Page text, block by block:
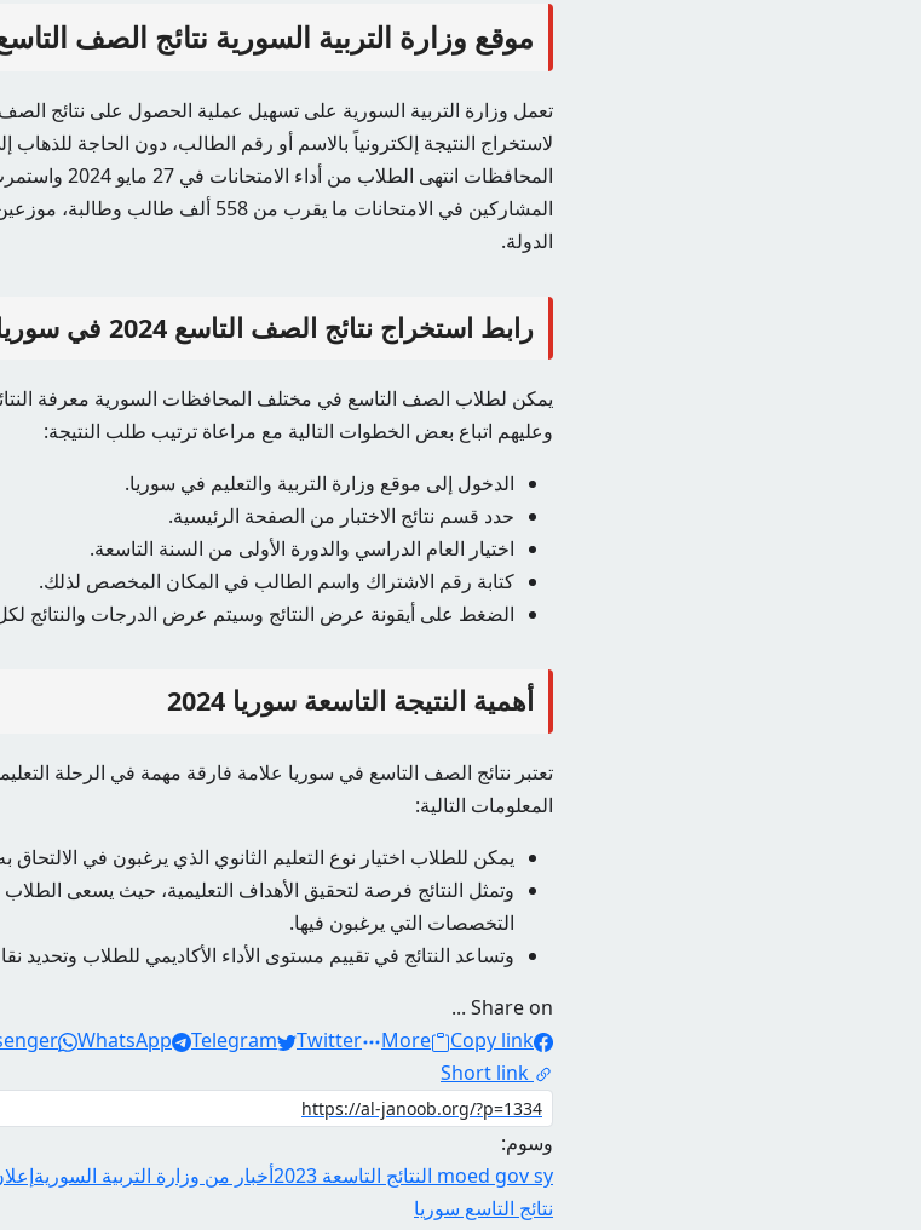
موقع وزارة التربية السورية نتائج الصف التاسع
تعمل وزارة التربية السورية على تسهيل عملية الحصول على نتائج
لاستخراج النتيجة إلكترونياً بالاسم أو رقم الطالب، دون الحاجة
الدولة.
رابط استخراج نتائج الصف التاسع 2024 في سوريا
يمكن لطلاب الصف التاسع في مختلف المحافظات السورية معرفة
وعليهم اتباع بعض الخطوات التالية مع مراعاة ترتيب طلب النتيجة:
الدخول إلى موقع وزارة التربية والتعليم في سوريا.
حدد قسم نتائج الاختبار من الصفحة الرئيسية.
اختيار العام الدراسي والدورة الأولى من السنة التاسعة.
كتابة رقم الاشتراك واسم الطالب في المكان المخصص لذلك.
الضغط على أيقونة عرض النتائج وسيتم عرض الدرجات والنتائج
أهمية النتيجة التاسعة سوريا 2024
تعتبر نتائج الصف التاسع في سوريا علامة فارقة مهمة في الرحلة
المعلومات التالية:
يمكن للطلاب اختيار نوع التعليم الثانوي الذي يرغبون في
وتمثل النتائج فرصة لتحقيق الأهداف التعليمية، حيث يسعى
التخصصات التي يرغبون فيها.
وتساعد النتائج في تقييم مستوى الأداء الأكاديمي للطلاب وتحديد
Share on ...
WhatsApp Telegram Twitter More
Copy link
Short link
وسوم:
moed gov sy النتائج التاسعة 2023
أخبار من وزارة التربية السورية
نتائج التاسع سوريا